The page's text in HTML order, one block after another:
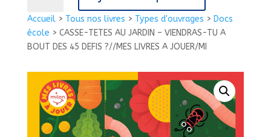
Accueil> Tous nos livres > Types d'ouvrages > Docs
école > CASSE-TETES AU JARDIN – VIENDRAS-TU A
BOUT DES 45 DEFIS ?//MES LIVRES A JOUER/MI
CASSE-
TETES
AU
VIENDRAS-
BOUT